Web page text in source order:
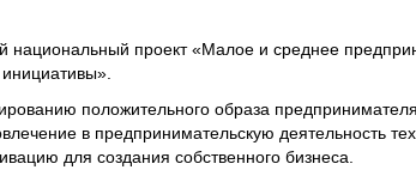
национальный проект «Малое и среднее
положительного образа
в предпринимательскую деятельность
для создания собственного бизнеса.